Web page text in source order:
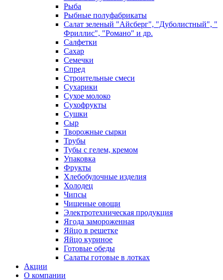
Рыба
Рыбные полуфабрикаты
Салат зеленый "Айсберг", "Дуболистный", "
Фриллис", "Романо" и др.
Салфетки
Сахар
Семечки
Спред
Строительные смеси
Сухарики
Сухое молоко
Сухофрукты
Сушки
Сыр
Творожные сырки
Трубы
Тубы с гелем, кремом
Упаковка
Фрукты
Хлебобулочные изделия
Холодец
Чипсы
Чищеные овощи
Электротехническая продукция
Ягода замороженная
Яйцо в решетке
Яйцо куриное
Готовые обеды
Салаты готовые в лотках
Акции
О компании